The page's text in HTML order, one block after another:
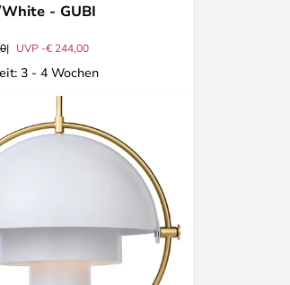
- GUBI
UVP -€ 244,00
3 - 4 Wochen